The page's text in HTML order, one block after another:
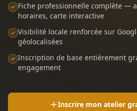
Fiche professionnelle complète —
horaires, carte interactive
Visibilité locale renforcée sur
géolocalisées
Inscription de base entièrement
engagement
Inscrire mon atelier